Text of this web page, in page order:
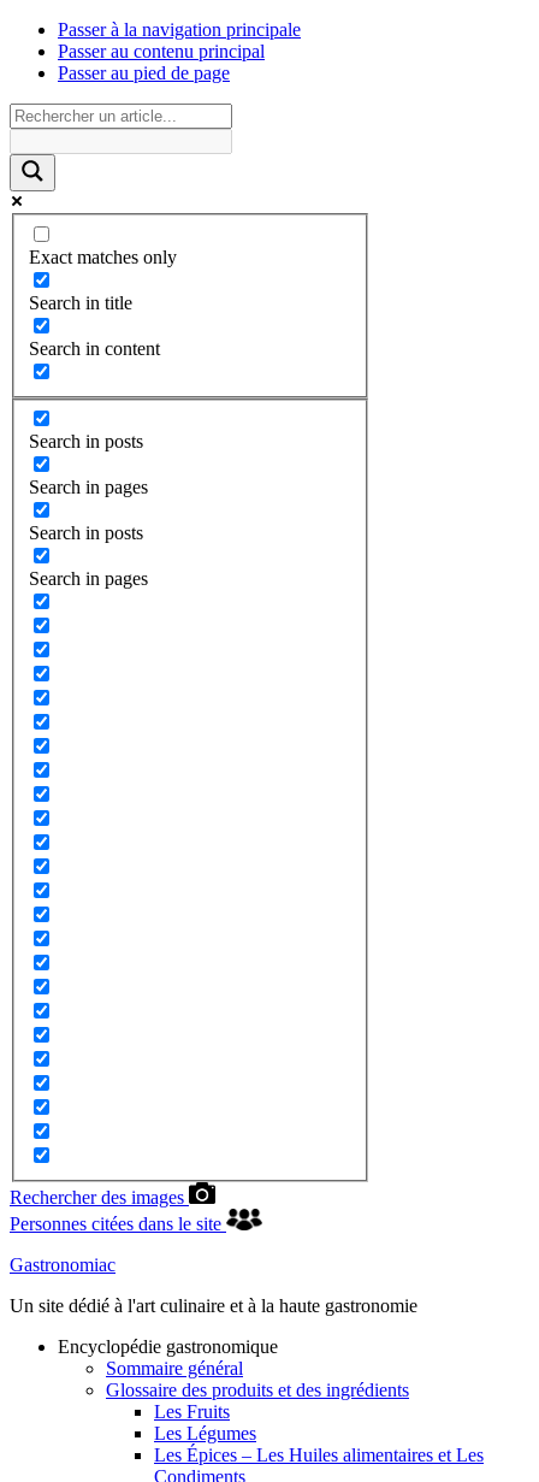
Passer à la navigation principale
Passer au contenu principal
Passer au pied de page
Exact matches only
Search in title
Search in content
Search in posts
Search in pages
Search in posts
Search in pages
Rechercher des images
Personnes citées dans le site
Gastronomiac
Un site dédié à l'art culinaire et à la haute gastronomie
Encyclopédie gastronomique
Sommaire général
Glossaire des produits et des ingrédients
Les Fruits
Les Légumes
Les Épices – Les Huiles alimentaires et Les
Condiments